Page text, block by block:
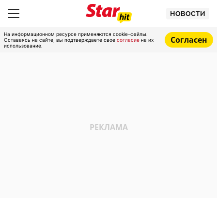
НОВОСТИ
На информационном ресурсе применяются cookie-файлы.
Оставаясь на сайте, вы подтверждаете свое согласие на их
использование.
Согласен